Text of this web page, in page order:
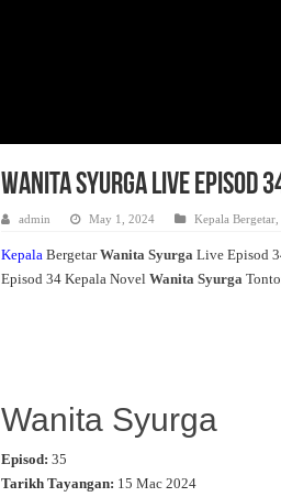
Wanita Syurga Live Episod
admin May 1, 2024 Kepala Bergetar,
KepalaBergetarWanita Syurga Live Episod
Episod 34 Kepala NovelWanita Syurga
Wanita Syurga
Episod: 35
Tarikh Tayangan: 15 Mac 2024